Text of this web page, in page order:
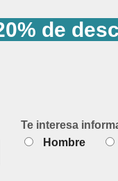
de
Te interesa
Hombre